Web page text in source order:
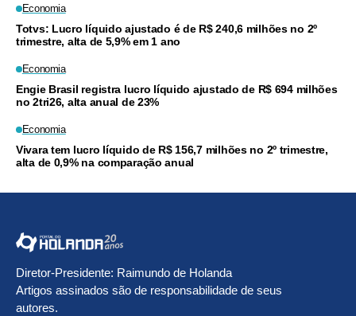
Economia
Totvs: Lucro líquido ajustado é de R$ 240,6 milhões no 2º
trimestre, alta de 5,9% em 1 ano
Economia
Engie Brasil registra lucro líquido ajustado de R$ 694 milhões
no 2tri26, alta anual de 23%
Economia
Vivara tem lucro líquido de R$ 156,7 milhões no 2º trimestre,
alta de 0,9% na comparação anual
Diretor-Presidente: Raimundo de Holanda
Artigos assinados são de responsabilidade de seus
autores.